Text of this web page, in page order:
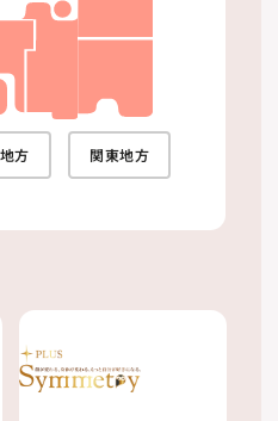
関東地方
方